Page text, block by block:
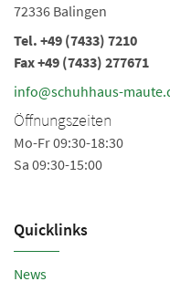
72336 Balingen
Tel. +49 (7433) 7210
Fax +49 (7433) 277671
info@schuhhaus-
Öffnungszeiten
Mo-Fr 09:30-18:30
Sa 09:30-15:00
Quicklinks
News